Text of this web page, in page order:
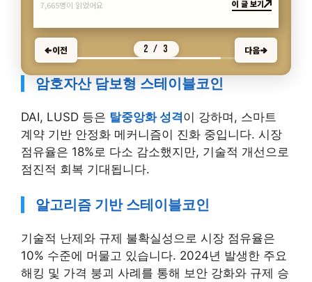
7,439명이 읽었어요 이 글 보기
이전 3 / 3 다음
암호자산 담보형 스테이블코인
DAI, LUSD 등은 탈중앙화 성격이 강하며, 스마트
계약 기반 안정화 메커니즘이 진화 중입니다. 시장
점유율은 18%로 다소 감소했지만, 기술적 개선으로
점진적 회복 기대됩니다.
알고리즘 기반 스테이블코인
기술적 난제와 규제 불확실성으로 시장 점유율은
10% 수준에 머물고 있습니다. 2024년 발생한 주요
해킹 및 가격 붕괴 사례를 통해 보안 강화와 규제 승